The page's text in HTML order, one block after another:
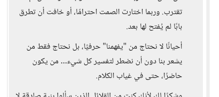
تقترب. وربما اختارت الصمت احترامًا، أو خافت أن تطرق
بابًا لم يُفتح لها بعد.
أحيانًا لا نحتاج من "يفهمنا" حرفيًا، بل نحتاج فقط من
يشعر بنا دون أن نضطر لتفسير كل شيء… من يكون
حاضرًا، حتى في غياب الكلام.